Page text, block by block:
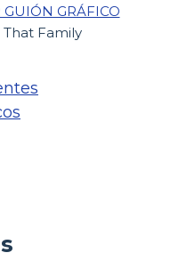
GRÁFICO